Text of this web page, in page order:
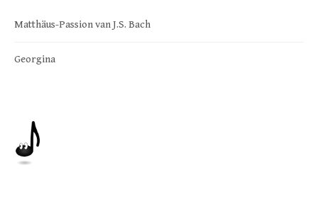
Matthäus-Passion van J.S. Bach
Georgina